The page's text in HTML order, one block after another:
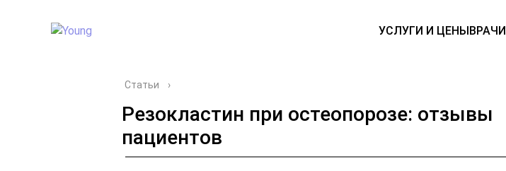
УСЛУГИ И ЦЕНЫВРАЧИ
Статьи ›
Резокластин при остеопорозе: отзывы
пациентов